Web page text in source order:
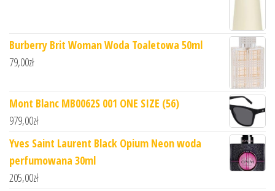
Burberry Brit Woman Woda Toaletowa 50ml
79,00zł
Mont Blanc MB0062S 001 ONE SIZE (56)
979,00zł
Yves Saint Laurent Black Opium Neon woda
perfumowana 30ml
205,00zł